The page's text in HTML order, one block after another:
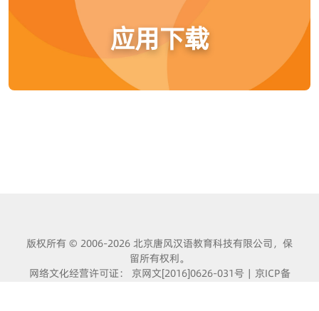
应用下载
版权所有 © 2006-2026 北京唐风汉语教育科技有限公司，保
留所有权利。
网络文化经营许可证： 京网文[2016]0626-031号 | 京ICP备